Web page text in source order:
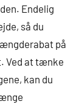
Endelig
så du
på
Ved at tænke
kan du